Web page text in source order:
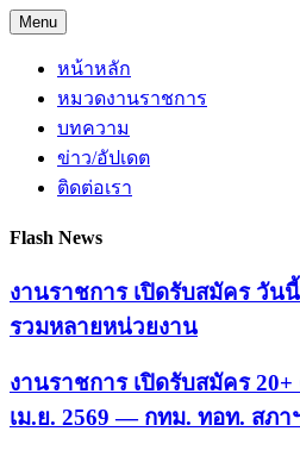
Skip
to
content
Menu
หน้าหลัก
หมวดงานราชการ
บทความ
ข่าว/อัปเดต
ติดต่อเรา
Flash News
งานราชการ เปิดรับสมัคร วัน
รวมหลายหน่วยงาน
งานราชการ เปิดรับสมัคร
เม.ย. 2569 — กทม. ทอท. สภา